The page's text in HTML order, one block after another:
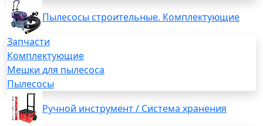
Пылесосы строительные. Комплектующие
Запчасти
Комплектующие
Мешки для пылесоса
Пылесосы
Ручной инструмент / Система хранения